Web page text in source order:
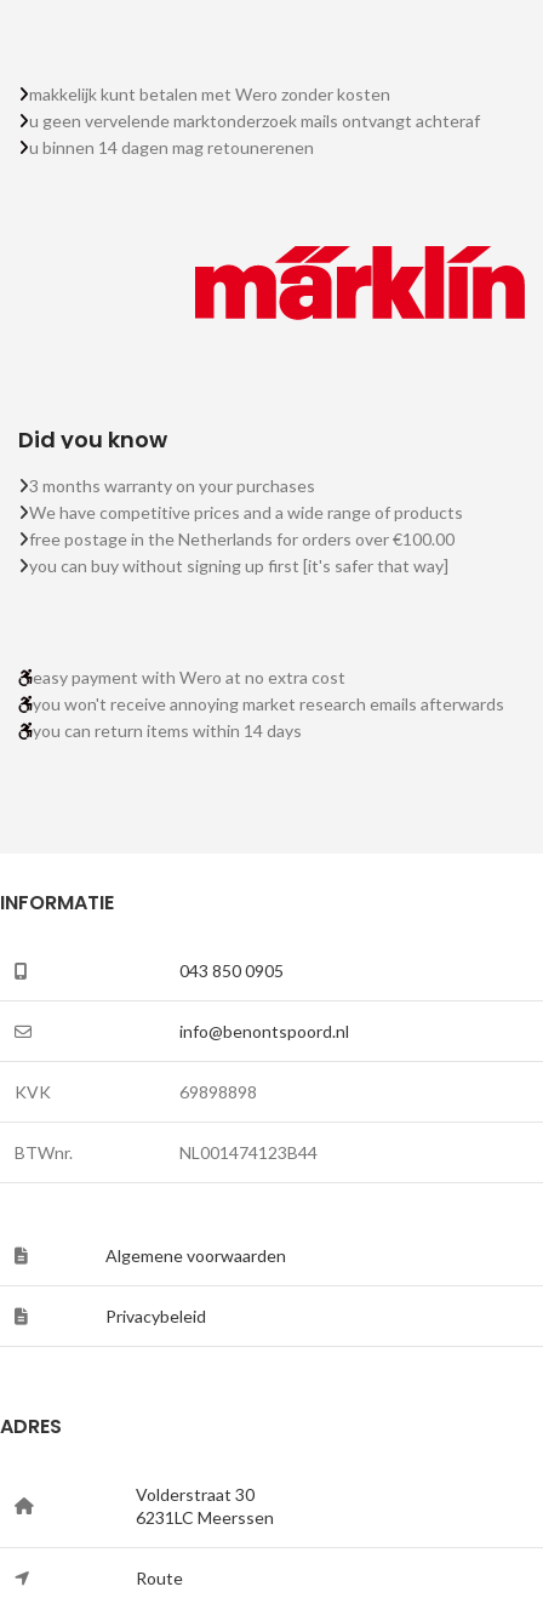
makkelijk kunt betalen met Wero zonder kosten
u geen vervelende marktonderzoek mails ontvangt achteraf
u binnen 14 dagen mag retounerenen
Did you know
3 months warranty on your purchases
We have competitive prices and a wide range of products
free postage in the Netherlands for orders over €100.00
you can buy without signing up first [it's safer that way]
easy payment with Wero at no extra cost
you won't receive annoying market research emails afterwards
you can return items within 14 days
INFORMATIE
043 850 0905
info@benontspoord.nl
KVK 69898898
BTWnr. NL001474123B44
Algemene voorwaarden
Privacybeleid
ADRES
Volderstraat 30
6231LC Meerssen
Route